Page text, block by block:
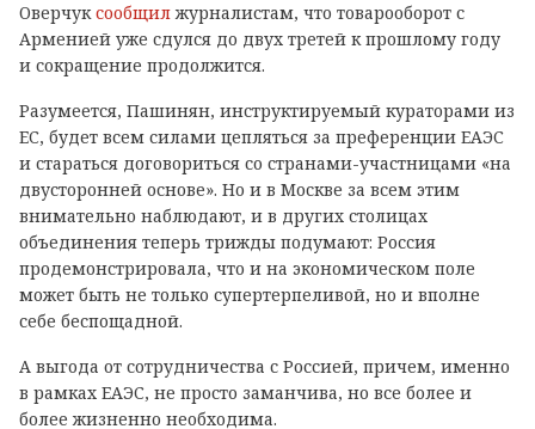
Оверчуксообщилжурналистам, что товарооборот с
Арменией уже сдулся до двух третей к прошлому году
и сокращение продолжится.
Разумеется, Пашинян, инструктируемый кураторами из
ЕС, будет всем силами цепляться за преференции ЕАЭС
и стараться договориться со странами-участницами «на
двусторонней основе». Но и в Москве за всем этим
внимательно наблюдают, и в других столицах
объединения теперь трижды подумают: Россия
продемонстрировала, что и на экономическом поле
может быть не только супертерпеливой, но и вполне
себе беспощадной.
А выгода от сотрудничества с Россией, причем, именно
в рамках ЕАЭС, не просто заманчива, но все более и
более жизненно необходима.